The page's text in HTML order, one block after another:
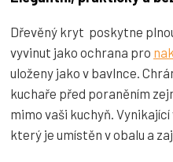
Dřevěný kryt poskytne
vyvinut jako ochrana pro
uloženy jako v bavlnce.
kuchaře před poraněním
mimo vaši kuchyň.
který je umístěn v obalu a